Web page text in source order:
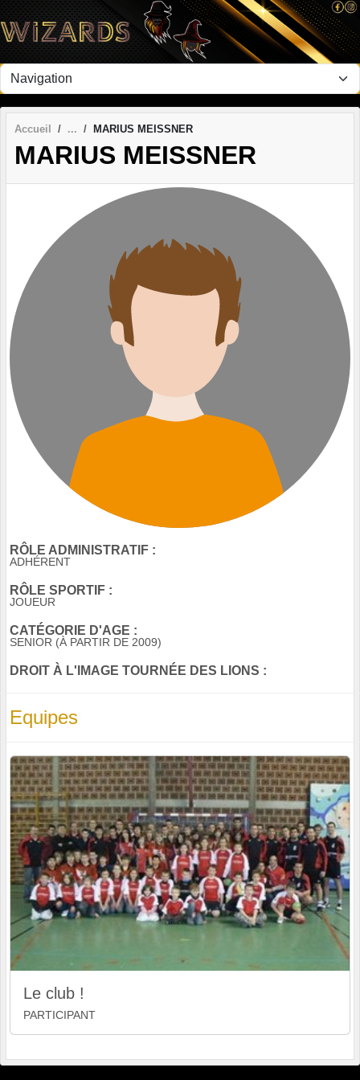
Accueil MARIUS MEISSNER
MARIUS MEISSNER
RÔLE ADMINISTRATIF :
ADHÉRENT
RÔLE SPORTIF :
JOUEUR
CATÉGORIE D'AGE :
SENIOR (À PARTIR DE 2009)
DROIT À L'IMAGE TOURNÉE DES LIONS :
Equipes
Le club !
PARTICIPANT
Panneau de gestion des cookies